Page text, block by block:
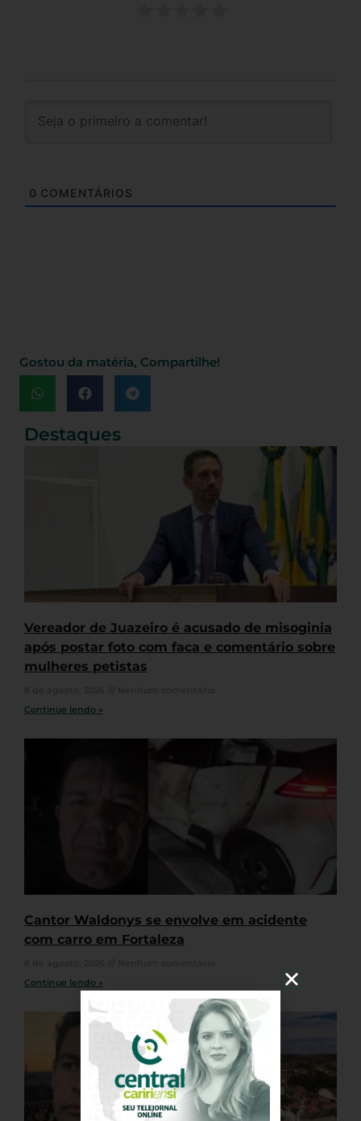
0 COMENTÁRIOS
Gostou da matéria, Compartilhe!
Destaques
Vereador de Juazeiro é acusado de misoginia
após postar foto com faca e comentário sobre
mulheres petistas
Continue lendo »
Cantor Waldonys se envolve em acidente
com carro em Fortaleza
Continue lendo »